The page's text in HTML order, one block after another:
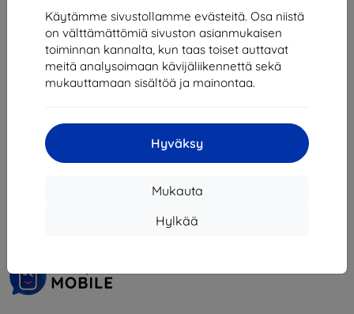
Käytämme sivustollamme evästeitä. Osa niistä
on välttämättömiä sivuston asianmukaisen
toiminnan kannalta, kun taas toiset auttavat
meitä analysoimaan kävijäliikennettä sekä
mukauttamaan sisältöä ja mainontaa.
Hyväksy
Mukauta
Hylkää
11,61 €
Varastossa 3 kpl
11,61 €
Varastossa > 5 kpl
yhteensä6.